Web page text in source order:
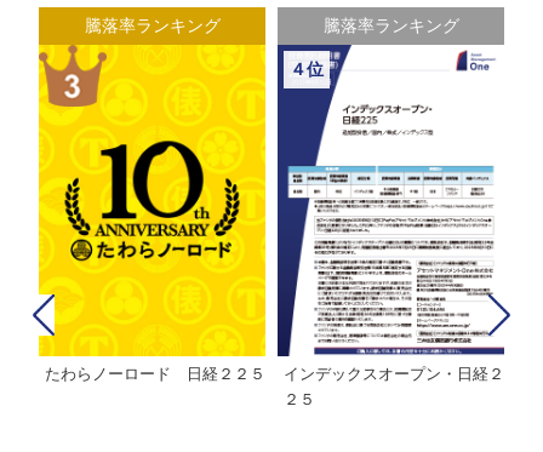
騰落率ランキング
たわらノーロード 日経２２５
騰落率ランキング
４位
インデックスオープン・日経２
２５